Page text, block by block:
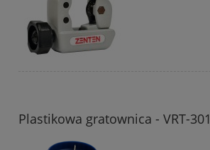
Plastikowa gratownica - VRT-301